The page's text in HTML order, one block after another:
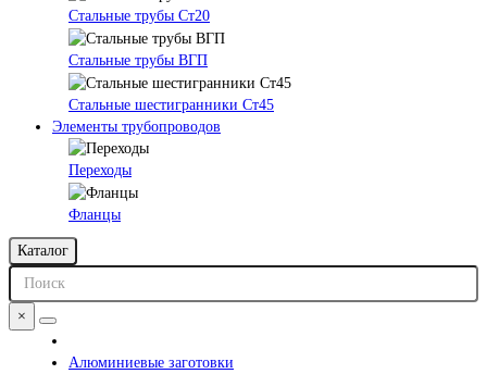
Стальные трубы Ст20
Стальные трубы ВГП
Стальные шестигранники Ст45
Элементы трубопроводов
Переходы
Фланцы
Каталог
×
Алюминиевые заготовки